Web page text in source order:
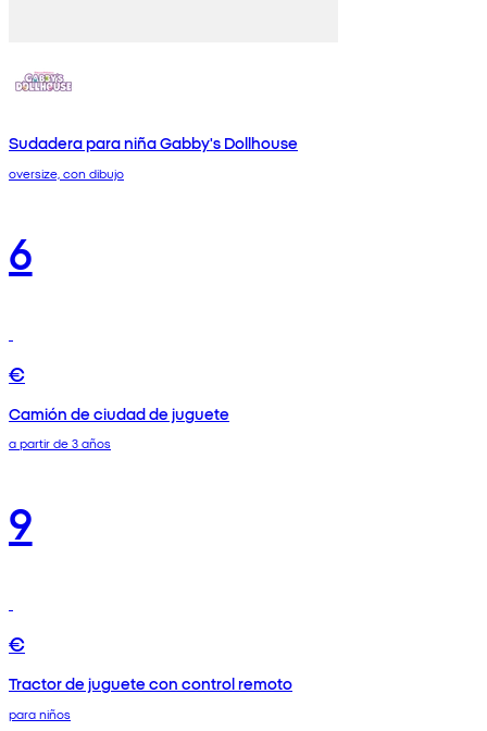
Sudadera para niña Gabby's Dollhouse
oversize, con dibujo
6
€
Camión de ciudad de juguete
a partir de 3 años
9
€
Tractor de juguete con control remoto
para niños